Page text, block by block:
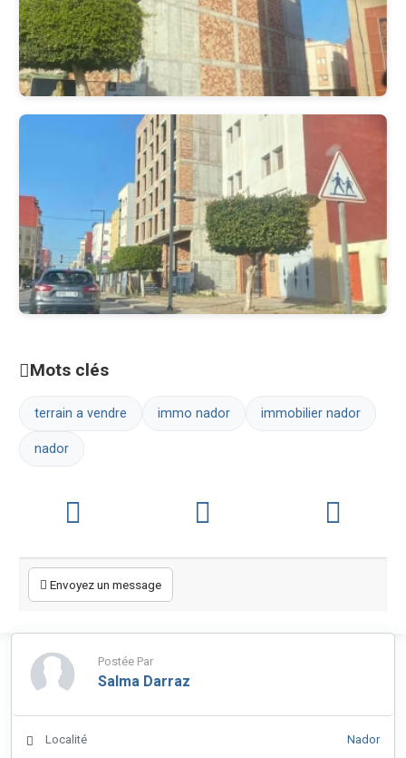
Mots clés
terrain a vendre immo nador immobilier nador
nador
Envoyez un message
Postée Par
Salma Darraz
Localité Nador